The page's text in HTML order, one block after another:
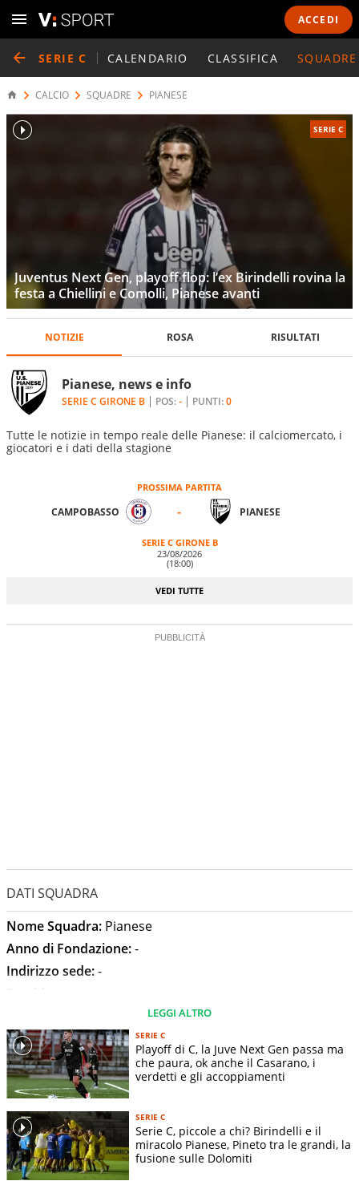
ACCEDI
SERIE C CALENDARIO CLASSIFICA SQUADRE
CALCIO SQUADRE PIANESE
SERIE C
Juventus Next Gen, playoff flop: l’ex Birindelli rovina la
festa a Chiellini e Comolli, Pianese avanti
Pianese, news e info
Tutte le notizie in tempo reale delle Pianese: il calciomercato, i
giocatori e i dati della stagione
SERIE C GIRONE B POS:- PUNTI:0
NOTIZIE ROSA RISULTATI
PROSSIMA PARTITA
CAMPOBASSO - PIANESE
SERIE C GIRONE B
23/08/2026
(18:00)
VEDI TUTTE
DATI SQUADRA
Nome Squadra: Pianese
Anno di Fondazione:-
Indirizzo sede:-
Presidente:
Andrea Zanchetta
Stadio:Stadio Comunale
Capienza Stadio:-
Indirizzo stadio:-
Dimensioni terreno di gioco: -
LEGGI ALTRO
SERIE C
Playoff di C, la Juve Next Gen passa ma
che paura, ok anche il Casarano, i
verdetti e gli accoppiamenti
SERIE C
Serie C, piccole a chi? Birindelli e il
miracolo Pianese, Pineto tra le grandi, la
fusione sulle Dolomiti